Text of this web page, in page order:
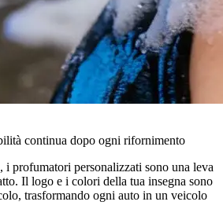
continua dopo ogni rifornimento
i profumatori personalizzati sono una leva
Il logo e i colori della tua insegna sono
trasformando ogni auto in un veicolo